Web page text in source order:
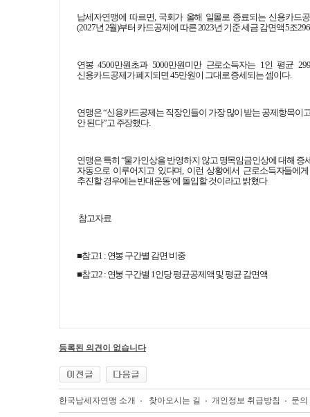
납세자연맹에 따르면, 국회가 올해 일몰로 종료되는 신용카드
(2027년 2월)부터 카드공제에 따른 2023년 기준 세금 감면액 5조
연봉 4500만원초과 5000만원미만 근로소득자는 1인 평균
신용카드공제가 폐지되면 45만원이 그대로 증세되는 셈이다.
연맹은 “신용카드공제는 직장인들이 가장 많이 받는 공제항목
안 된다”고 주장했다.
연맹은 특히 “물가인상을 반영하지 않고 명목임금인상에 대해
자동으로 이루어지고 있다며, 이런 상황에서 근로소득자들에
추진할 경우에는 반대운동‘에 돌입할 것이라고 밝혔다
참고자료
■참고1 : 연봉 구간별 감면 비중
■참고2 : 연봉 구간별 1인당 평균공제액 및 평균 감면액
등록된 의견이 없습니다
한국납세자연맹 소개 찾아오시는 길 개인정보 취급방침 문